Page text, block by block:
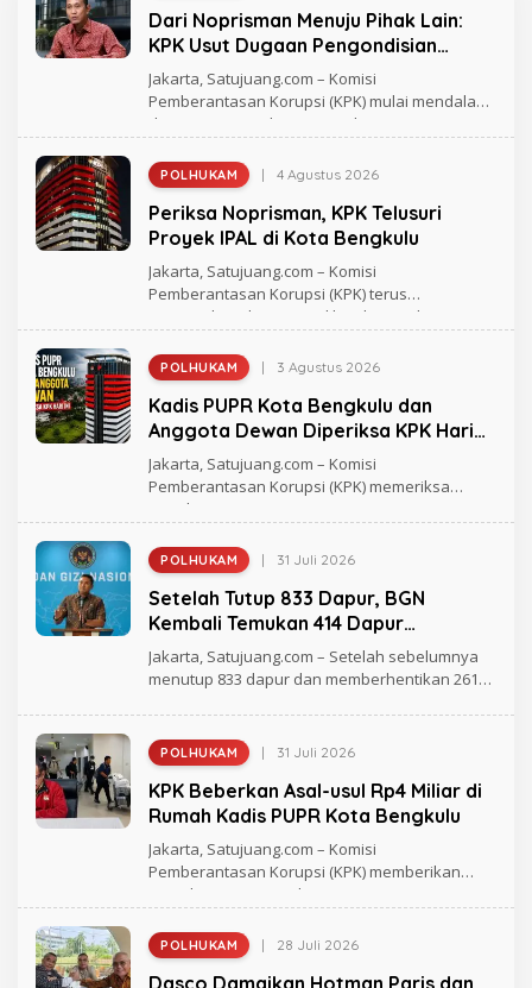
Dari Noprisman Menuju Pihak Lain:
KPK Usut Dugaan Pengondisian
Proyek di Pemkot Bengkulu
E
H
R
E
D
A
K
S
S
A
T
U
A
N
Jakarta, Satujuang.com – Komisi
Pemberantasan Korupsi (KPK) mulai mendalami
dugaan pengondisian proyek
Periksa Noprisman, KPK Telusuri
Proyek IPAL di Kota Bengkulu
POLHUKAM | 4 Agustus 2026
O
E
H
R
A
G
H
A
Jakarta, Satujuang.com – Komisi
Pemberantasan Korupsi (KPK) terus
mengembangkan penyidikan kasus dugaan
Kadis PUPR Kota Bengkulu dan
Anggota Dewan Diperiksa KPK Hari
Ini
POLHUKAM | 3 Agustus 2026
O
E
H
R
A
G
H
A
Jakarta, Satujuang.com – Komisi
Pemberantasan Korupsi (KPK) memeriksa
Kepala Dinas PUPR Kota
Setelah Tutup 833 Dapur, BGN
Kembali Temukan 414 Dapur
Bermasalah dan ‘Double Account’,
Amankan Rp311,2 Miliar
POLHUKAM | 31 Juli 2026
O
E
H
R
E
D
A
S
S
A
T
U
A
N
Jakarta, Satujuang.com – Setelah sebelumnya
menutup 833 dapur dan memberhentikan 261
KPK Beberkan Asal-usul Rp4 Miliar di
Rumah Kadis PUPR Kota Bengkulu
POLHUKAM | 31 Juli 2026
O
E
H
R
E
D
A
S
S
A
T
Jakarta, Satujuang.com – Komisi
Pemberantasan Korupsi (KPK) memberikan
penjelasan resmi terkait penyitaan
Dasco Damaikan Hotman Paris dan
POLHUKAM | 28 Juli 2026
O